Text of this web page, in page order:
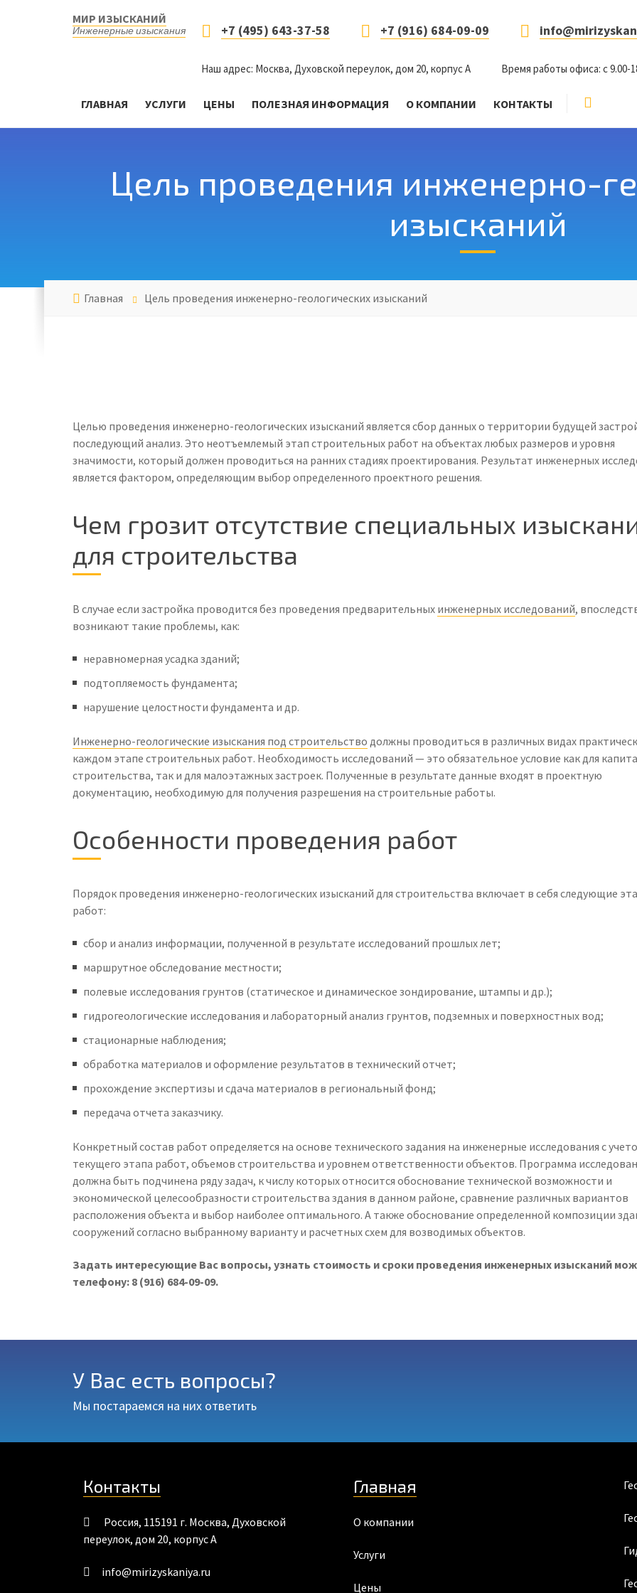
МИР ИЗЫСКАНИЙ
Инженерные изыскания +7 (495) 643-37-58 +7 (916) 684-09-09
Наш адрес: Москва, Духовской переулок, дом 20, корпус А Время работы офиса: с 9.00-
ГЛАВНАЯ УСЛУГИ ЦЕНЫ ПОЛЕЗНАЯ ИНФОРМАЦИЯ О КОМПАНИИ КОНТАКТЫ
Цель проведения инженерно-
изысканий
Главная Цель проведения инженерно-геологических изысканий
Целью проведения инженерно-геологических изысканий является сбор данных о территории будущей
последующий анализ. Это неотъемлемый этап строительных работ на объектах любых размеров и уровня
значимости, который должен проводиться на ранних стадиях проектирования. Результат инженерных
является фактором, определяющим выбор определенного проектного решения.
Чем грозит отсутствие специальных
для строительства
В случае если застройка проводится без проведения предварительных инженерных исследований,
возникают такие проблемы, как:
неравномерная усадка зданий;
подтопляемость фундамента;
нарушение целостности фундамента и др.
Инженерно-геологические изыскания под строительство должны проводиться в различных видах
каждом этапе строительных работ. Необходимость исследований — это обязательное условие как для
строительства, так и для малоэтажных застроек. Полученные в результате данные входят в проектную
документацию, необходимую для получения разрешения на строительные работы.
Особенности проведения работ
Порядок проведения инженерно-геологических изысканий для строительства включает в себя следующие
работ:
сбор и анализ информации, полученной в результате исследований прошлых лет;
маршрутное обследование местности;
полевые исследования грунтов (статическое и динамическое зондирование, штампы и др.);
гидрогеологические исследования и лабораторный анализ грунтов, подземных и поверхностных вод;
стационарные наблюдения;
обработка материалов и оформление результатов в технический отчет;
прохождение экспертизы и сдача материалов в региональный фонд;
передача отчета заказчику.
Конкретный состав работ определяется на основе технического задания на инженерные исследования с
текущего этапа работ, объемов строительства и уровнем ответственности объектов. Программа
должна быть подчинена ряду задач, к числу которых относится обоснование технической возможности и
экономической целесообразности строительства здания в данном районе, сравнение различных вариантов
расположения объекта и выбор наиболее оптимального. А также обоснование определенной композиции
сооружений согласно выбранному варианту и расчетных схем для возводимых объектов.
Задать интересующие Вас вопросы, узнать стоимость и сроки проведения инженерных изысканий
телефону: 8 (916) 684-09-09.
У Вас есть вопросы?
Мы постараемся на них ответить
Контакты
Россия, 115191 г. Москва, Духовской
переулок, дом 20, корпус А
info@mirizyskaniya.ru
Главная
О компании
Услуги
Цены